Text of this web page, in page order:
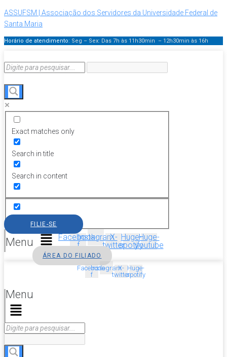
ASSUFSM | Associação dos Servidores da Universidade Federal de
Santa Maria
Horário de atendimento: Seg – Sex: Das 7h às 11h30min – 12h30min às 16h
Exact matches only
Search in title
Search in content
Menu
FILIE-SE
Facebook-
f
InstagramX-
twitter
Huge-
spotify
Huge-
youtube
ÁREA DO FILIADO
Facebook-
f
InstagramX-
twitter
Huge-
spotify
Menu